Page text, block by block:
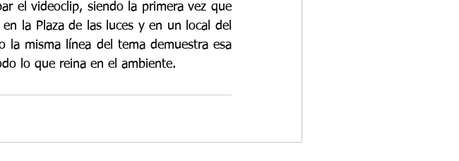
el videoclip, siendo la primera vez que
la Plaza de las luces y en un local del
la misma línea del tema demuestra esa
lo que reina en el ambiente.